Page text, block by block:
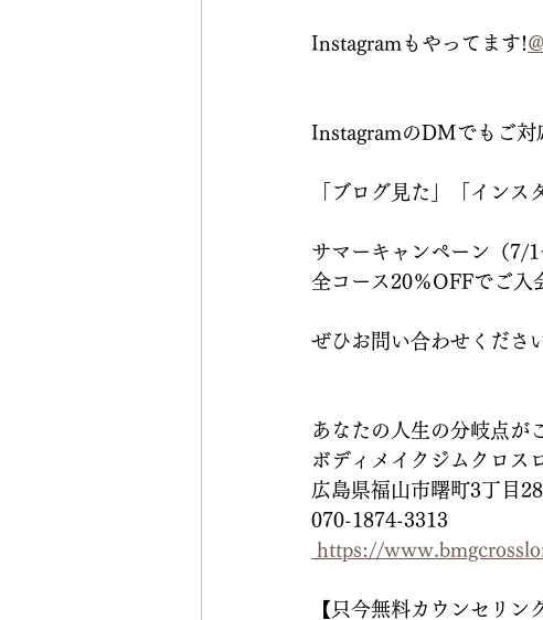
Instagramもやってます!
InstagramのDMでもご
「ブログ見た」「インス
サマーキャンペーン（7/1
全コース20％OFFでご
ぜひお問い合わせくださ
あなたの人生の分岐点が
ボディメイクジムクロ
広島県福山市曙町3丁目
070-1874-3313
https://
【只今無料カウンセリン